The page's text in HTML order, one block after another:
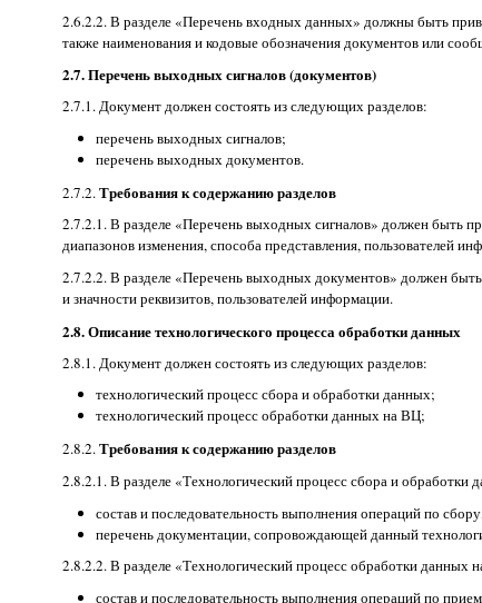
2.6.2.2. В разделе «Перечень входных данных» должны быть
также наименования и кодовые обозначения документов или
2.7. Перечень выходных сигналов (документов)
2.7.1. Документ должен состоять из следующих разделов:
перечень выходных сигналов;
перечень выходных документов.
2.7.2. Требования к содержанию разделов
2.7.2.1. В разделе «Перечень выходных сигналов» должен быть
диапазонов изменения, способа представления, пользователей
2.7.2.2. В разделе «Перечень выходных документов» должен
и значности реквизитов, пользователей информации.
2.8. Описание технологического процесса обработки данных
2.8.1. Документ должен состоять из следующих разделов:
технологический процесс сбора и обработки данных;
технологический процесс обработки данных на ВЦ;
2.8.2.Требования к содержанию разделов
2.8.2.1. В разделе «Технологический процесс сбора и
состав и последовательность выполнения операций по
перечень документации, сопровождающей данный
2.8.2.2. В разделе «Технологический процесс обработки
состав и последовательность выполнения операций по